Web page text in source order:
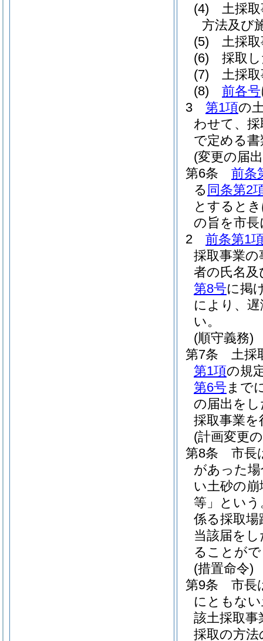
(4)
土採
方法及び
(5)
土採
(6)
採取
(7)
土採
(8)
前各号
3
第1項の
わせて、
で定める
(変更の届
第6条
前条
る 同条第2
とすると
の旨を市
2
前条第1
採取事業の
者の氏名
第8号に掲
により、
い。
(順守義務)
第7条
土採
第1項の規
第6号まで
の届出を
採取事業
(計画変更
第8条
市長
があった
い土砂の
等」という
係る採取
当該届を
ることが
(措置命令)
第9条
市長
にともな
該土採取
採取の方